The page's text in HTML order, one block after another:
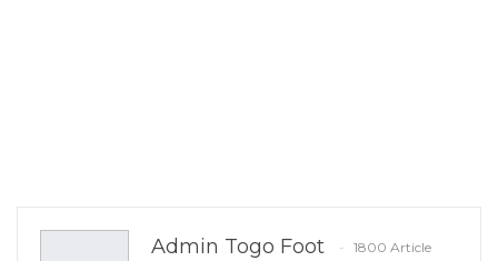
Admin Togo Foot
1800 Article